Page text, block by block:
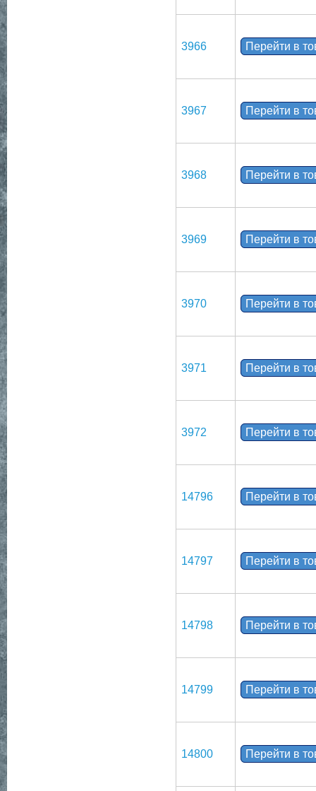
3966 Перейти в
3967 Перейти в
3968 Перейти в
3969 Перейти в
3970 Перейти в
3971 Перейти в
3972 Перейти в
14796 Перейти в
14797 Перейти в
14798 Перейти в
14799 Перейти в
14800 Перейти в